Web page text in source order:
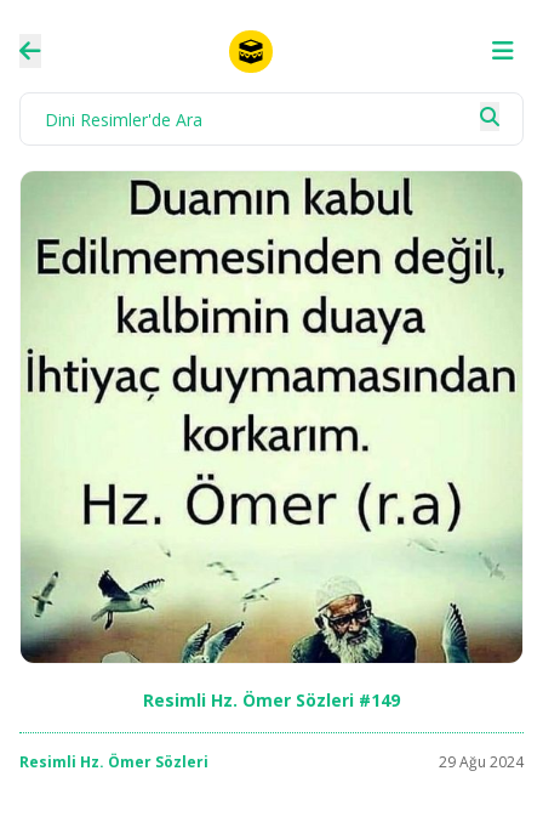
Resimli Hz. Ömer Sözleri #149
Resimli Hz. Ömer Sözleri 29 Ağu 2024